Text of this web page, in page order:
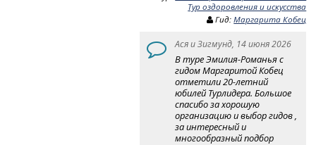
Тур оздоровления и искусства
Гид:Маргарита Кобец
Ася и Зигмунд, 14 июня 2026
В туре Эмилия-Романья с
гидом Маргаритой Кобец
отметили 20-летний
юбилей Турлидера. Большое
спасибо за хорошую
организацию и выбор гидов ,
за интересный и
многообразный подбор